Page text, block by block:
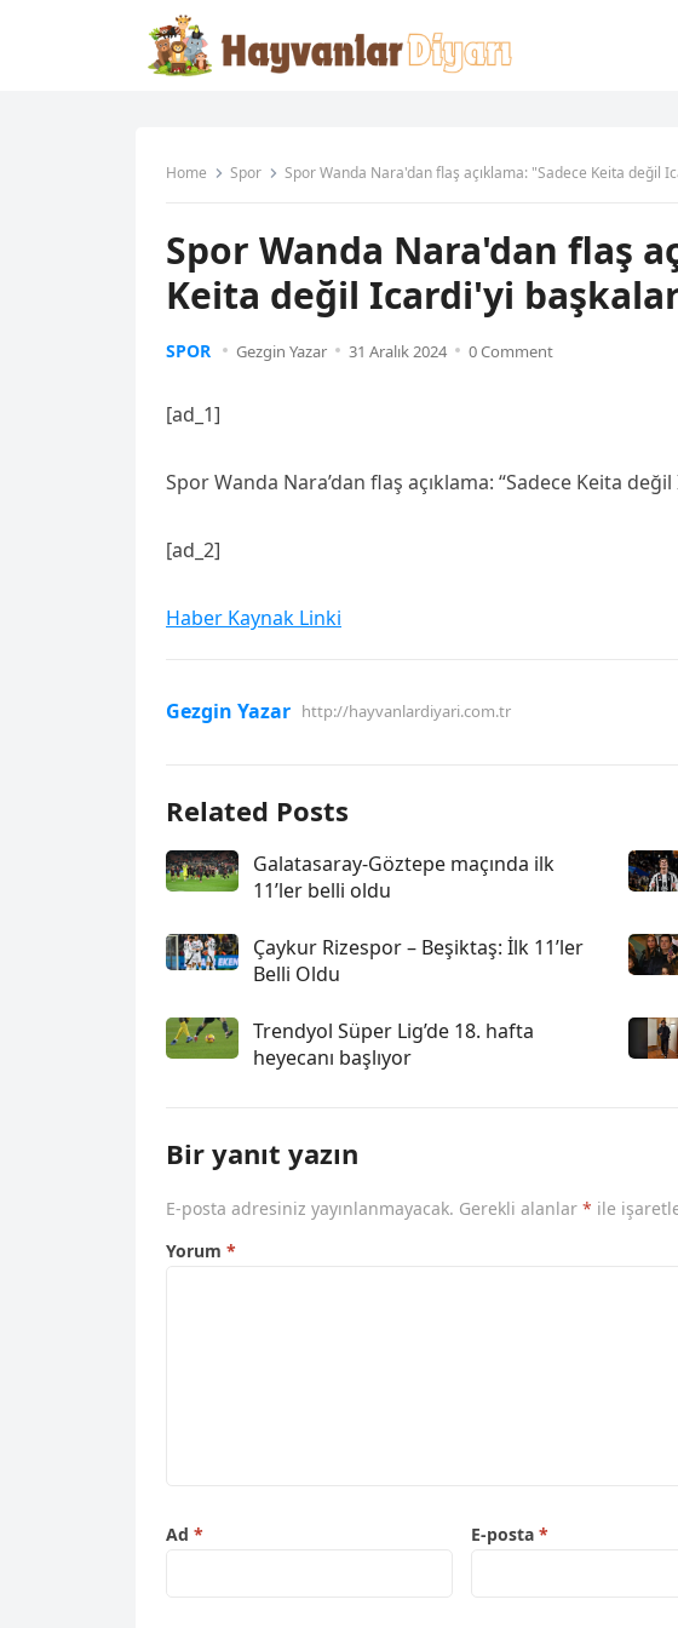
Home Spor Spor Wanda Nara'dan flaş açıklama: "Sadece Keita değil
Spor Wanda Nara'dan flaş
Keita değil Icardi'yi
SPOR Gezgin Yazar 31 Aralık 2024 0 Comment
[ad_1]
Spor Wanda Nara’dan flaş açıklama: “Sadece Keita
[ad_2]
Haber Kaynak Linki
Gezgin Yazar http://hayvanlardiyari.com.tr
Related Posts
Galatasaray-Göztepe maçında ilk
11’ler belli oldu
Çaykur Rizespor – Beşiktaş: İlk 11’ler
Belli Oldu
Trendyol Süper Lig’de 18. hafta
heyecanı başlıyor
Bir yanıt yazın
E-posta adresiniz yayınlanmayacak. Gerekli alanlar * ile
Yorum *
Ad * E-posta *